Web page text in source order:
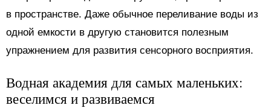
в пространстве. Даже обычное переливание воды из
одной емкости в другую становится полезным
упражнением для развития сенсорного восприятия.
Водная академия для самых маленьких:
веселимся и развиваемся